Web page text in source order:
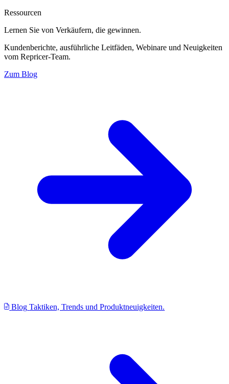
Ressourcen
Lernen Sie von Verkäufern, die gewinnen.
Kundenberichte, ausführliche Leitfäden, Webinare und Neuigkeiten
vom Repricer-Team.
Zum Blog
Blog Taktiken, Trends und Produktneuigkeiten.